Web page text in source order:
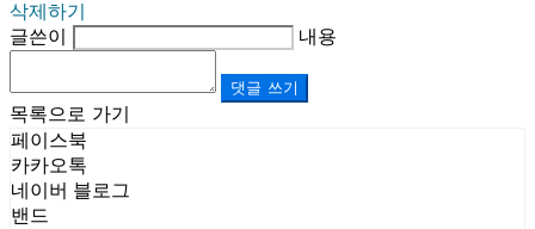
삭제하기
글쓴이
내용
댓글 쓰기
목록으로 가기
페이스북
카카오톡
네이버 블로그
밴드